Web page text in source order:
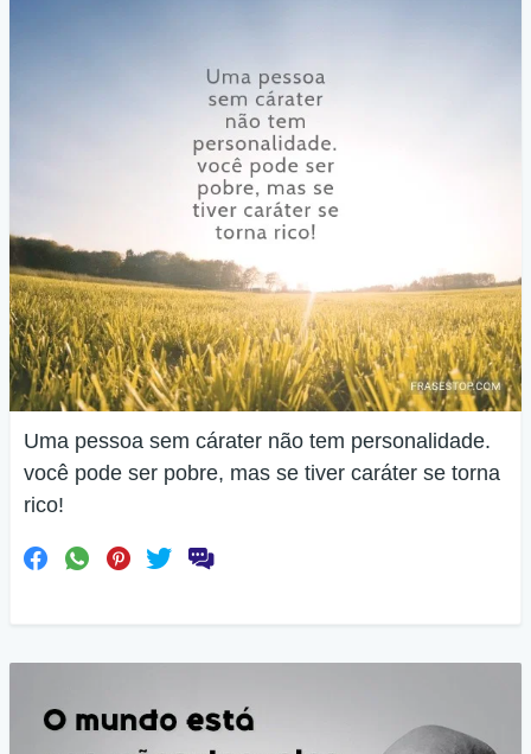
Uma pessoa sem cárater não tem personalidade.
você pode ser pobre, mas se tiver caráter se torna
rico!